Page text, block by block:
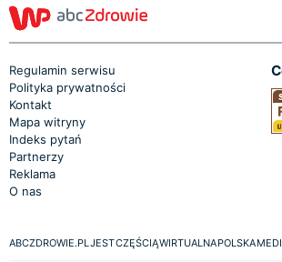
Regulamin serwisu
Polityka prywatności
Kontakt
Mapa witryny
Indeks pytań
Partnerzy
Reklama
O nas
ABCZDROWIE.PL JEST CZĘŚCIĄ WIRTUALNA POLSKA